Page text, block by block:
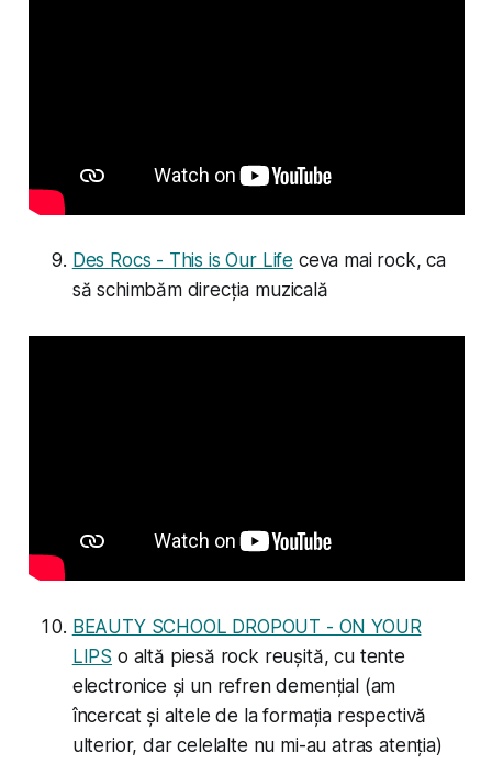
Des Rocs - This is Our Life ceva mai rock, ca
să schimbăm direcția muzicală
BEAUTY SCHOOL DROPOUT - ON YOUR
LIPS o altă piesă rock reușită, cu tente
electronice și un refren demențial (am
încercat și altele de la formația respectivă
ulterior, dar celelalte nu mi-au atras atenția)